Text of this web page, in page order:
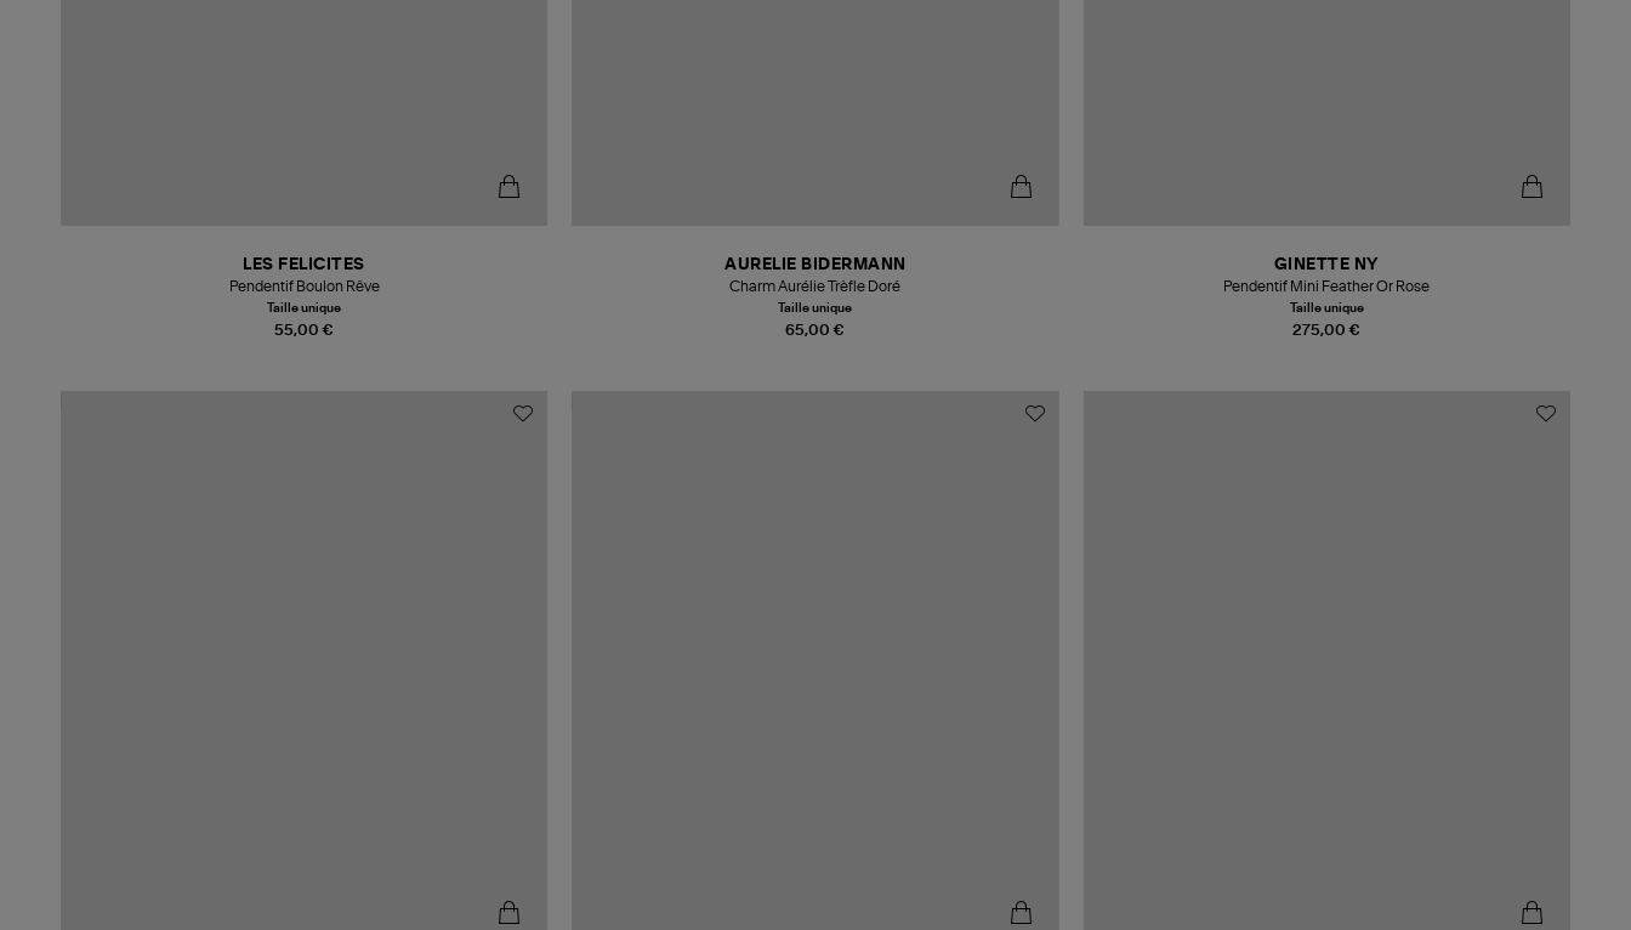
55,00 €
LES FELICITES
Pendentif Boulon Rêve
Taille unique
65,00 €
AURELIE BIDERMANN
Charm Aurélie Trèfle Doré
Taille unique
275,00 €
GINETTE NY
Pendentif Mini Feather Or Rose
Taille unique